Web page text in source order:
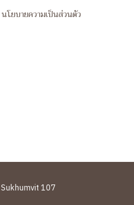
นโยบายความเป็นส่วนตัว
107